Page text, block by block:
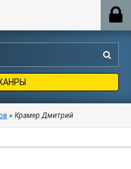
» Крамер Дмитрий